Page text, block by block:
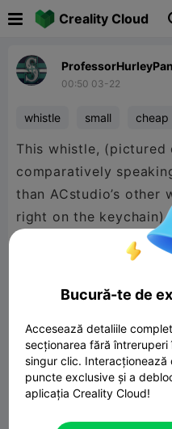
Creality Cloud
00:50 03-22
whistle small cheap
This whistle, (pictured
comparatively
than ACstudio’s other
right on the
a more specific force.
2g of filament to
are looking at which
the whistle that is on
Bucură-te de
Accesează detaliile
secționarea fără
singur clic.
puncte exclusive și a
aplicația Creality Cloud!